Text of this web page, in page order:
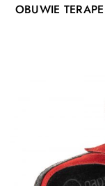
OBUWIE